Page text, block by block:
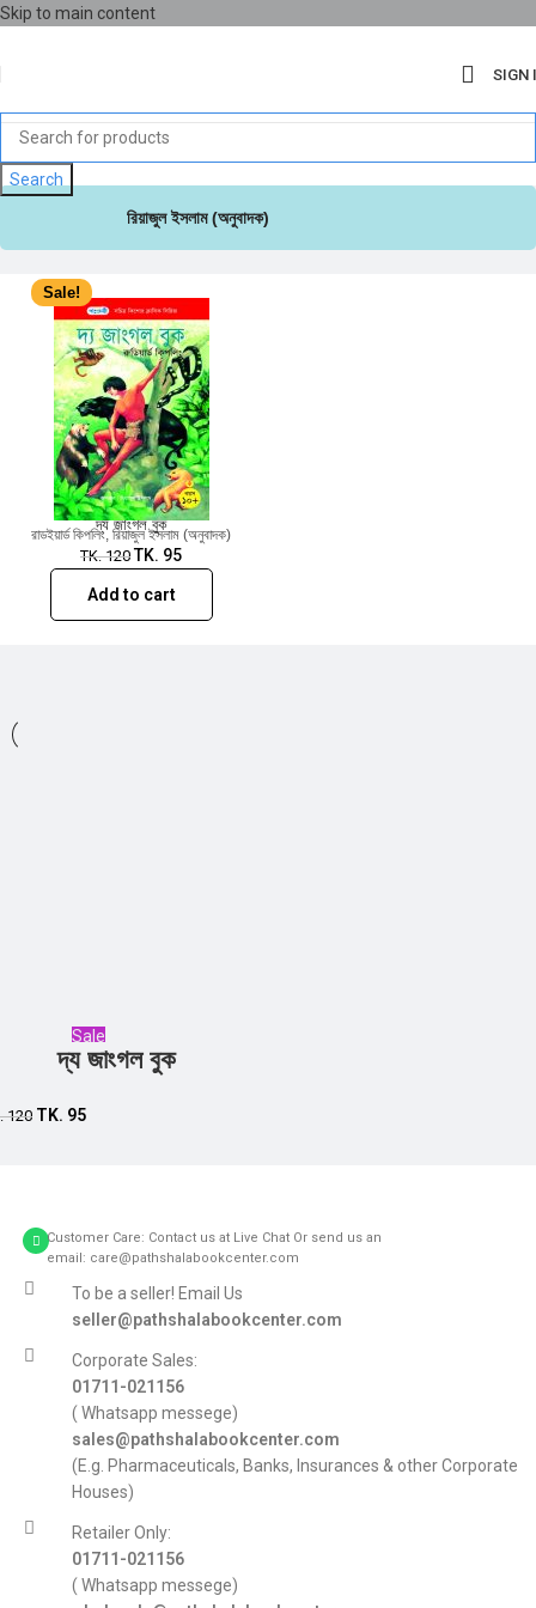
Skip to main content
SIGN
Search
রিয়াজুল ইসলাম (অনুবাদক)
Sale!
দ্য জাংগল বুক
রাডইয়ার্ড কিপলিং, রিয়াজুল ইসলাম (অনুবাদক)
TK.120 TK. 95
Add to cart
Sale
দ্য জাংগল বুক
120 TK. 95
Customer Care: Contact us at Live Chat Or send us an
email: care@pathshalabookcenter.com
To be a seller! Email Us
seller@pathshalabookcenter.com
Corporate Sales:
01711-021156
( Whatsapp messege)
sales@pathshalabookcenter.com
(E.g. Pharmaceuticals, Banks, Insurances & other Corporate
Houses)
Retailer Only:
01711-021156
( Whatsapp messege)